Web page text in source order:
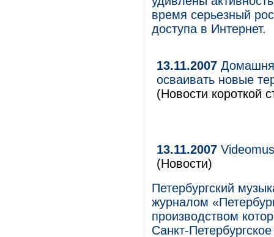
время серьезный
доступа в Интернет.
13.11.2007
осваивать новые
(Новости короткой
13.11.2007
(Новости)
Петербургский
журналом
производством
Санкт-